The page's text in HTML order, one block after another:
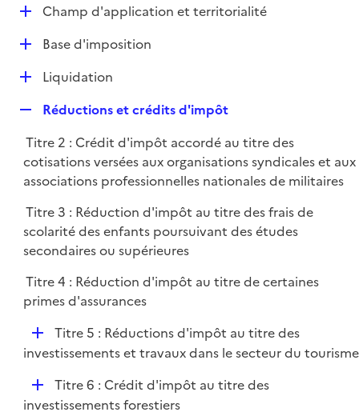
p
l
i
e
DChamp d'application et territorialité
D
e
r
Base d'imposition
D
l
i
e
r
Liquidation
p
l
i
e
Réductions et crédits d'impôt
Titre 2 : Crédit d'impôt accordé au titre des
cotisations versées aux organisations syndicales et aux
associations professionnelles nationales de militaires
Titre 3 : Réduction d'impôt au titre des frais de
scolarité des enfants poursuivant des études
secondaires ou supérieures
Titre 4 : Réduction d'impôt au titre de certaines
primes d'assurances
D
é
i
Titre 5 : Réductions d'impôt au titre des
investissements et travaux dans le secteur du tourisme
D
é
Titre 6 : Crédit d'impôt au titre des
investissements forestiers